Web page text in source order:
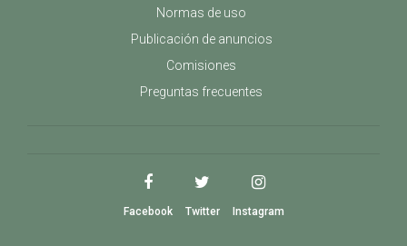
Normas de uso
Publicación de anuncios
Comisiones
Preguntas frecuentes
Facebook Twitter Instagram